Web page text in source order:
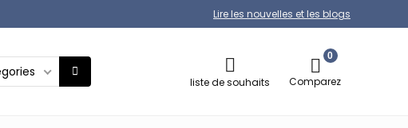
Lire les nouvelles et les blogs
liste de souhaits
0
Comparez